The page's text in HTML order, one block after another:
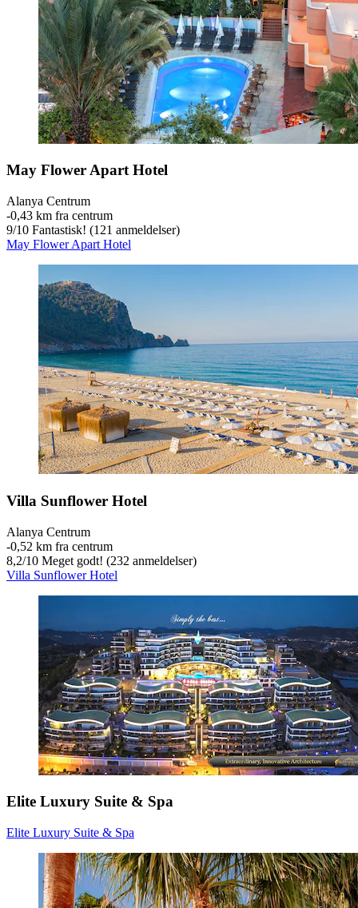
May Flower Apart Hotel
Alanya Centrum
‐0,43 km fra centrum
9/10 Fantastisk! (121 anmeldelser)
May Flower Apart Hotel
Villa Sunflower Hotel
Alanya Centrum
‐0,52 km fra centrum
8,2/10 Meget godt! (232 anmeldelser)
Villa Sunflower Hotel
Elite Luxury Suite & Spa
Elite Luxury Suite & Spa